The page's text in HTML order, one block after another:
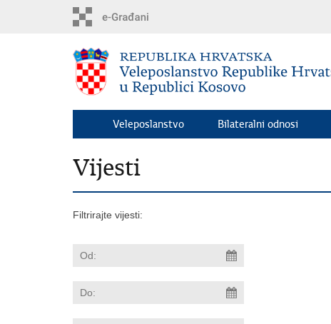
Veleposlanstvo Bilateralni odnosi
Vijesti
Filtrirajte vijesti: